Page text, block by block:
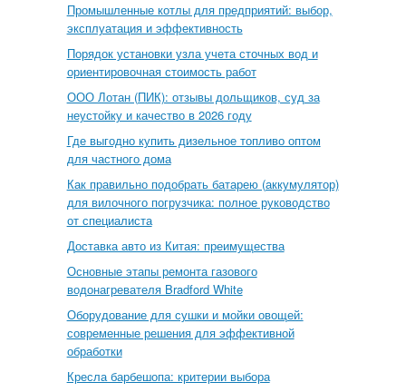
Промышленные котлы для предприятий: выбор,
эксплуатация и эффективность
Порядок установки узла учета сточных вод и
ориентировочная стоимость работ
ООО Лотан (ПИК): отзывы дольщиков, суд за
неустойку и качество в 2026 году
Где выгодно купить дизельное топливо оптом
для частного дома
Как правильно подобрать батарею (аккумулятор)
для вилочного погрузчика: полное руководство
от специалиста
Доставка авто из Китая: преимущества
Основные этапы ремонта газового
водонагревателя Bradford White
Оборудование для сушки и мойки овощей:
современные решения для эффективной
обработки
Кресла барбешопа: критерии выбора